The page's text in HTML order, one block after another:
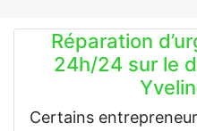
Réparation
24h/24 sur le
Certains